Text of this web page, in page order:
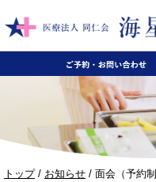
このページの本文へ
現
トップ/ お知らせ / 面会（予約